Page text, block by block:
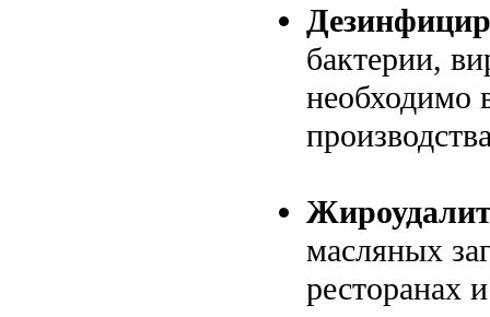
бактерии,
необходимо
масляных
ресторанах